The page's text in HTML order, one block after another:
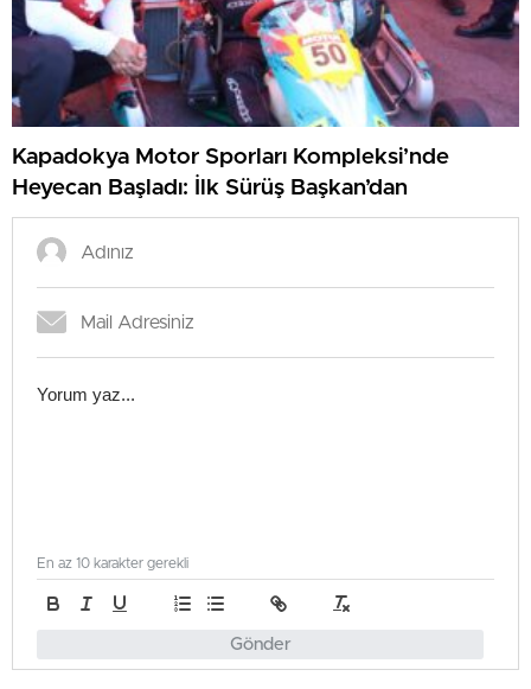
Kapadokya Motor Sporları Kompleksi’nde
Heyecan Başladı: İlk Sürüş Başkan’dan
Gönder
En az 10 karakter gerekli